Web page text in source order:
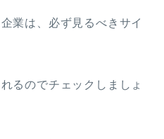
業は、必ず見るべきサイ
るのでチェックしましょ